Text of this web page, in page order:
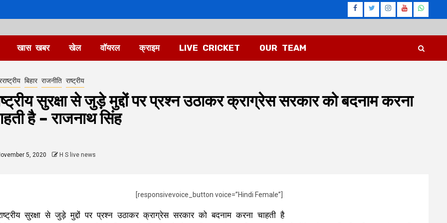
Facebook
Twitter
Instagram
खास खबर खेल वॉयरल क्राइम LIVE CRICKET OUR TEAM
बिहार राजनीति राष्ट्रीय
सुरक्षा से जुड़े मुद्दों पर प्रश्न उठाकर क्राग्रेस सरकार को बदनाम करना
है – राजनाथ सिंह
5, 2020 H S live news
[responsivevoice_button voice=”Hindi Female”]
सुरक्षा से जुड़े मुद्दों पर प्रश्न उठाकर क्राग्रेस सरकार को बदनाम करना चाहती है